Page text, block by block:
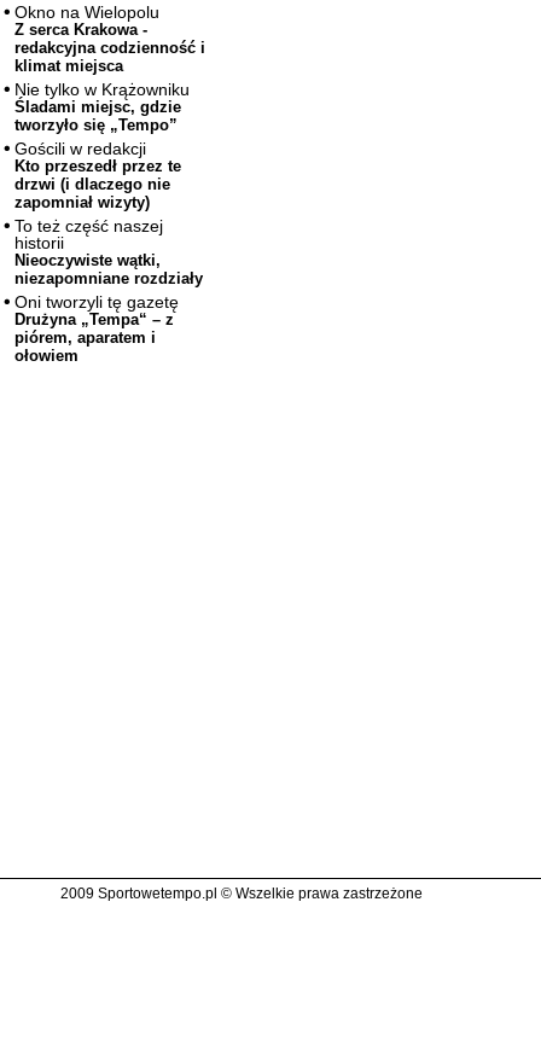
Okno na Wielopolu
Z serca Krakowa -
redakcyjna codzienność i
klimat miejsca
Nie tylko w Krążowniku
Śladami miejsc, gdzie
tworzyło się „Tempo”
Gościli w redakcji
Kto przeszedł przez te
drzwi (i dlaczego nie
zapomniał wizyty)
To też część naszej
historii
Nieoczywiste wątki,
niezapomniane rozdziały
Oni tworzyli tę gazetę
Drużyna „Tempa“ – z
piórem, aparatem i
ołowiem
2009 Sportowetempo.pl © Wszelkie prawa zastrzeżone